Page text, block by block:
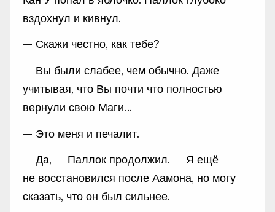
вздохнул и кивнул.
— Скажи честно, как тебе?
— Вы были слабее, чем обычно. Даже
учитывая, что Вы почти что полностью
вернули свою Маги…
— Это меня и печалит.
— Да, — Паллок продолжил. — Я ещё
не восстановился после Аамона, но могу
сказать, что он был сильнее.